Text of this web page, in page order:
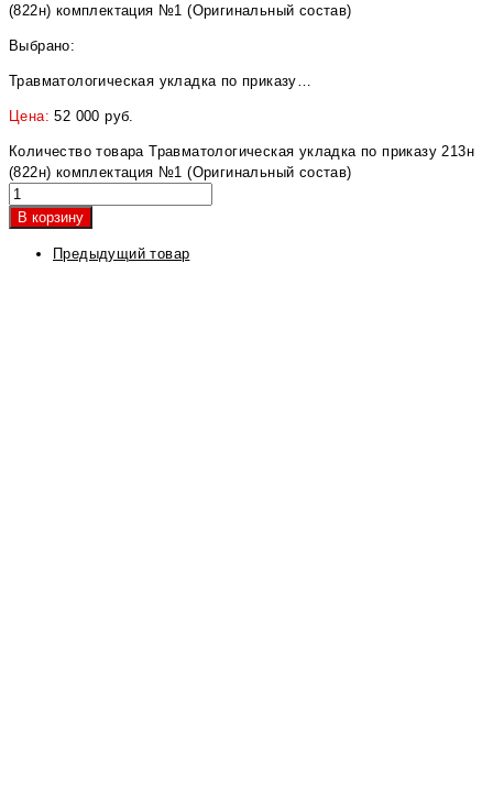
(822н) комплектация №1 (Оригинальный состав)
Выбрано:
Травматологическая укладка по приказу…
Цена:52 000 руб.
Количество товара Травматологическая укладка по приказу 213н
(822н) комплектация №1 (Оригинальный состав)
В корзину
Предыдущий товар